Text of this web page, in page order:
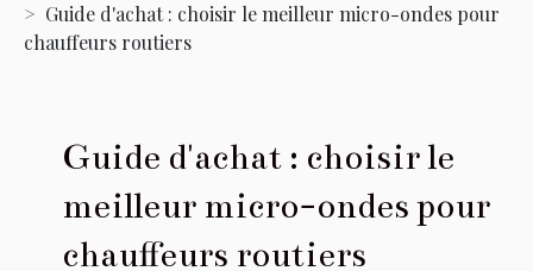
Guide d'achat : choisir le meilleur micro-ondes pour
chauffeurs routiers
Guide d'achat : choisir le
meilleur micro-ondes pour
chauffeurs routiers